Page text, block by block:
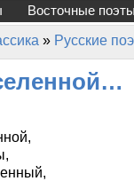
Восточные поэты
» Русские